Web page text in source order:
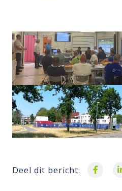
Deel dit bericht: